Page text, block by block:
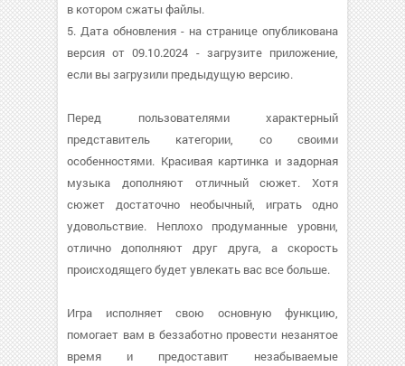
в котором сжаты файлы.
5. Дата обновления - на странице опубликована
версия от 09.10.2024 - загрузите приложение,
если вы загрузили предыдущую версию.
Перед пользователями характерный
представитель категории, со своими
особенностями. Красивая картинка и задорная
музыка дополняют отличный сюжет. Хотя
сюжет достаточно необычный, играть одно
удовольствие. Неплохо продуманные уровни,
отлично дополняют друг друга, а скорость
происходящего будет увлекать вас все больше.
Игра исполняет свою основную функцию,
помогает вам в беззаботно провести незанятое
время и предоставит незабываемые